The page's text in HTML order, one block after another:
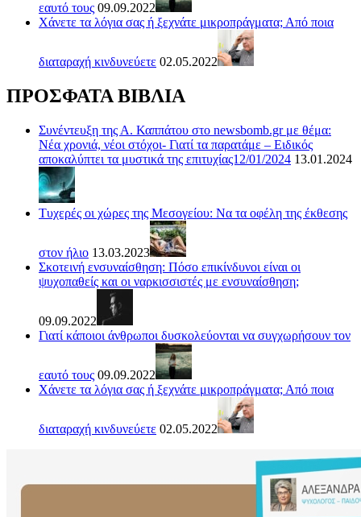
εαυτό τους 09.09.2022
Χάνετε τα λόγια σας ή ξεχνάτε μικροπράγματα; Από ποια
διαταραχή κινδυνεύετε 02.05.2022
ΠΡΟΣΦΑΤΑ ΒΙΒΛΙΑ
Συνέντευξη της Α. Καππάτου στο newsbomb.gr με θέμα:
Νέα χρονιά, νέοι στόχοι- Γιατί τα παρατάμε – Ειδικός
αποκαλύπτει τα μυστικά της επιτυχίας12/01/2024 13.01.2024
Τυχερές οι χώρες της Μεσογείου: Να τα οφέλη της έκθεσης
στον ήλιο 13.03.2023
Σκοτεινή ενσυναίσθηση: Πόσο επικίνδυνοι είναι οι
ψυχοπαθείς και οι ναρκισσιστές με ενσυναίσθηση;
09.09.2022
Γιατί κάποιοι άνθρωποι δυσκολεύονται να συγχωρήσουν τον
εαυτό τους 09.09.2022
Χάνετε τα λόγια σας ή ξεχνάτε μικροπράγματα; Από ποια
διαταραχή κινδυνεύετε 02.05.2022